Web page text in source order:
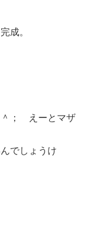
成。
＾； えーとマザ
でしょうけ